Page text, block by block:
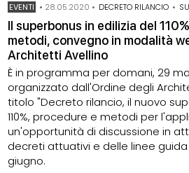
EVENTI • 28.05.2020 • DECRETO RILANCIO •
Il superbonus in edilizia del
metodi, convegno in modalità
Architetti Avellino
È in programma per domani, 29
organizzato dall'Ordine degli
titolo "Decreto rilancio, il nuovo
110%, procedure e metodi per
un'opportunità di discussione in
decreti attuativi e delle linee
giugno.